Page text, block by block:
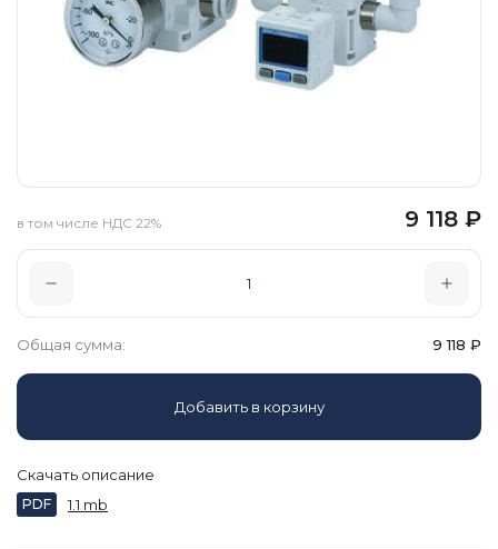
9 118 ₽
в том числе НДС 22%
Общая сумма: 9 118 ₽
Добавить в корзину
Скачать описание
PDF 1.1 mb